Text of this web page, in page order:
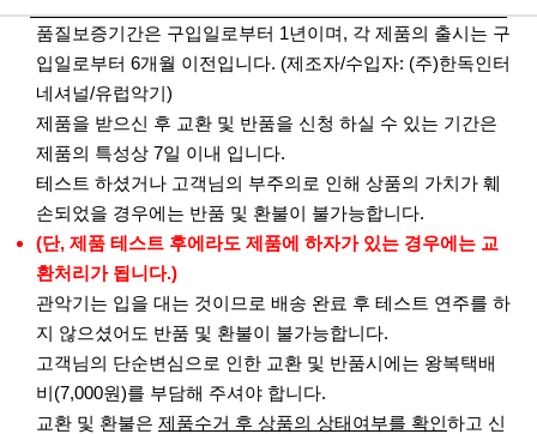
품질보증기간은 구입일로부터 1년이며, 각 제품의 출시는 구
입일로부터 6개월 이전입니다. (제조자/수입자: (주)한독인터
네셔널/유럽악기)
제품을 받으신 후 교환 및 반품을 신청 하실 수 있는 기간은
제품의 특성상 7일 이내 입니다.
테스트 하셨거나 고객님의 부주의로 인해 상품의 가치가 훼
손되었을 경우에는 반품 및 환불이 불가능합니다.
(단, 제품 테스트 후에라도 제품에 하자가 있는 경우에는 교
환처리가 됩니다.)
관악기는 입을 대는 것이므로 배송 완료 후 테스트 연주를 하
지 않으셨어도 반품 및 환불이 불가능합니다.
고객님의 단순변심으로 인한 교환 및 반품시에는 왕복택배
비(7,000원)를 부담해 주셔야 합니다.
교환 및 환불은 제품수거 후 상품의 상태여부를 확인하고 신